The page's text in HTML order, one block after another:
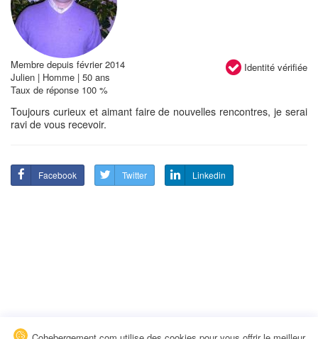
Identité vérifiée
Membre depuis février 2014
Julien | Homme | 50 ans
Taux de réponse 100 %
Toujours curieux et aimant faire de nouvelles rencontres, je serai
ravi de vous recevoir.
Facebook Twitter Linkedin